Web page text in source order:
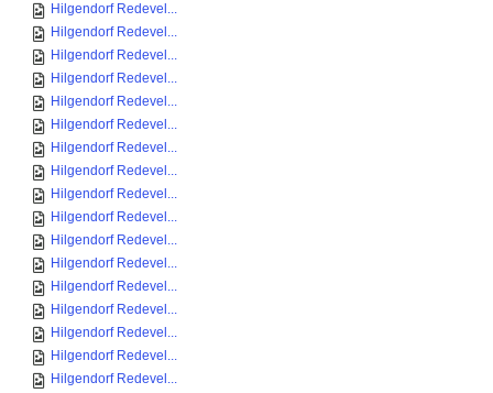
Hilgendorf Redevel...
Hilgendorf Redevel...
Hilgendorf Redevel...
Hilgendorf Redevel...
Hilgendorf Redevel...
Hilgendorf Redevel...
Hilgendorf Redevel...
Hilgendorf Redevel...
Hilgendorf Redevel...
Hilgendorf Redevel...
Hilgendorf Redevel...
Hilgendorf Redevel...
Hilgendorf Redevel...
Hilgendorf Redevel...
Hilgendorf Redevel...
Hilgendorf Redevel...
Hilgendorf Redevel...